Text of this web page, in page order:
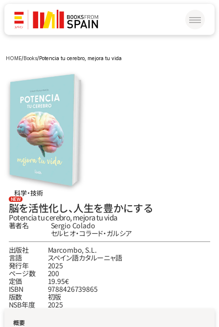
HOME/Books/Potencia tu cerebro, mejora tu vida
科学・技術
NEW
脳を活性化し、人生を豊かにする
Potencia tu cerebro, mejora tu vida
著者名
Sergio Colado
セルヒオ・コラード・ガルシア
出版社
Marcombo, S.L.
言語
スペイン語カタルーニャ語
発行年
2025
ページ数
200
定価
19.95€
ISBN
9788426739865
版数
初版
NSB年度
2025
概要